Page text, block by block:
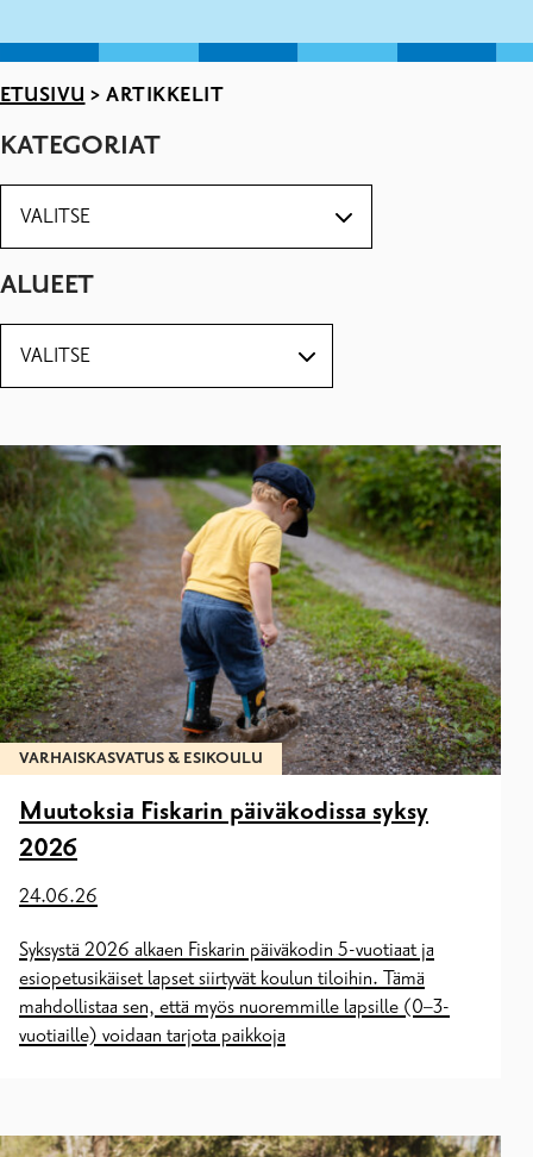
ETUSIVU > ARTIKKELIT
KATEGORIAT
ALUEET
VARHAISKASVATUS & ESIKOULU
Muutoksia Fiskarin päiväkodissa syksy
2026
24.06.26
Syksystä 2026 alkaen Fiskarin päiväkodin 5-vuotiaat ja
esiopetusikäiset lapset siirtyvät koulun tiloihin. Tämä
mahdollistaa sen, että myös nuoremmille lapsille (0–3-
vuotiaille) voidaan tarjota paikkoja